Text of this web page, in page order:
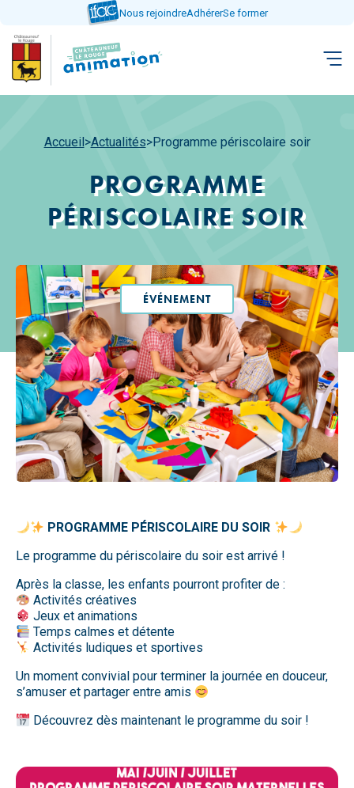
Nous rejoindreAdhérerSe former
Accueil>Actualités>Programme périscolaire soir
PROGRAMME
PÉRISCOLAIRE SOIR
ÉVÉNEMENT
PROGRAMME PÉRISCOLAIRE DU SOIR
Le programme du périscolaire du soir est arrivé !
Après la classe, les enfants pourront profiter de :
Activités créatives
Jeux et animations
Temps calmes et détente
Activités ludiques et sportives
Un moment convivial pour terminer la journée en douceur,
s’amuser et partager entre amis
Découvrez dès maintenant le programme du soir !